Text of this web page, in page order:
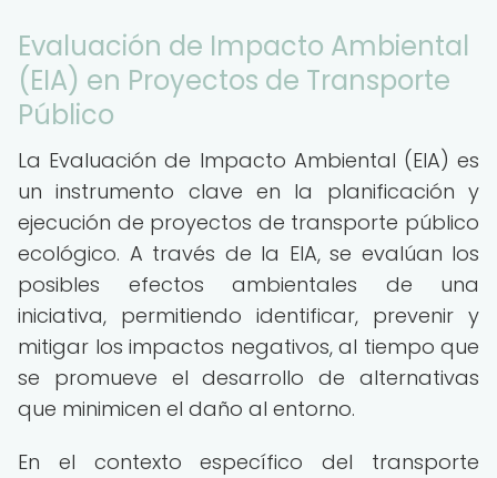
Evaluación de Impacto Ambiental
(EIA) en Proyectos de Transporte
Público
La Evaluación de Impacto Ambiental (EIA) es
un instrumento clave en la planificación y
ejecución de proyectos de transporte público
ecológico. A través de la EIA, se evalúan los
posibles efectos ambientales de una
iniciativa, permitiendo identificar, prevenir y
mitigar los impactos negativos, al tiempo que
se promueve el desarrollo de alternativas
que minimicen el daño al entorno.
En el contexto específico del transporte